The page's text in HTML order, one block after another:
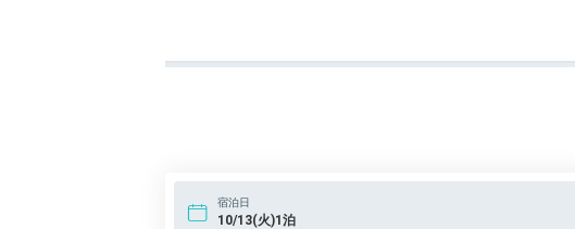
宿泊日
10/13(火)1泊